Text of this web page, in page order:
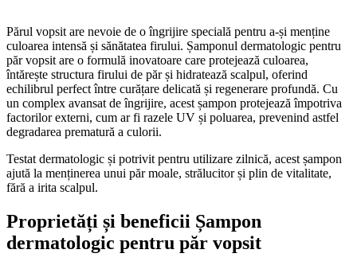
Părul vopsit are nevoie de o îngrijire specială pentru a-și menține
culoarea intensă și sănătatea firului. Șamponul dermatologic pentru
păr vopsit are o formulă inovatoare care protejează culoarea,
întărește structura firului de păr și hidratează scalpul, oferind
echilibrul perfect între curățare delicată și regenerare profundă. Cu
un complex avansat de îngrijire, acest șampon protejează împotriva
factorilor externi, cum ar fi razele UV și poluarea, prevenind astfel
degradarea prematură a culorii.
Testat dermatologic și potrivit pentru utilizare zilnică, acest șampon
ajută la menținerea unui păr moale, strălucitor și plin de vitalitate,
fără a irita scalpul.
Proprietăți și beneficii Șampon
dermatologic pentru păr vopsit